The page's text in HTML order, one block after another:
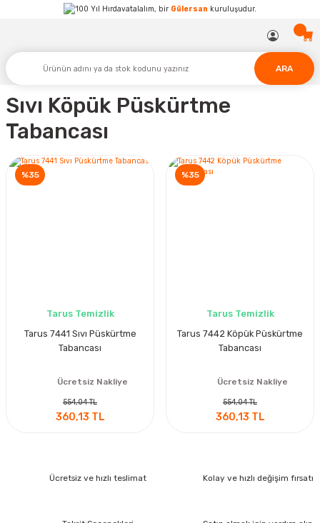
Hırdavatalalım, bir Gülersan kuruluşudur.
ARA
Sıvı Köpük Püskürtme
Tabancası
%35
Tarus Temizlik
Tarus 7441 Sıvı Püskürtme
Tabancası
Ücretsiz Nakliye
554,04 TL
360,13 TL
%35
Tarus Temizlik
Tarus 7442 Köpük Püskürtme
Tabancası
Ücretsiz Nakliye
554,04 TL
360,13 TL
Ücretsiz ve hızlı teslimat Kolay ve hızlı değişim fırsatı